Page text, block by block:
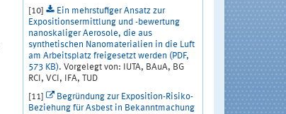
[10]
Ein mehrstufiger Ansatz zur
Expositionsermittlung und -bewertung
nanoskaliger Aerosole, die aus
synthetischen Nanomaterialien in die Luft
am Arbeitsplatz freigesetzt werden (PDF,
573 KB). Vorgelegt von: IUTA, BAuA, BG
RCI, VCI, IFA, TUD
[11]
Begründung zur Exposition-Risiko-
Beziehung für Asbest in Bekanntmachung